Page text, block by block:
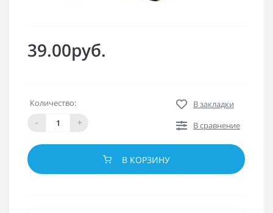
39.00руб.
Количество:
-
+
В закладки
В сравнение
В КОРЗИНУ